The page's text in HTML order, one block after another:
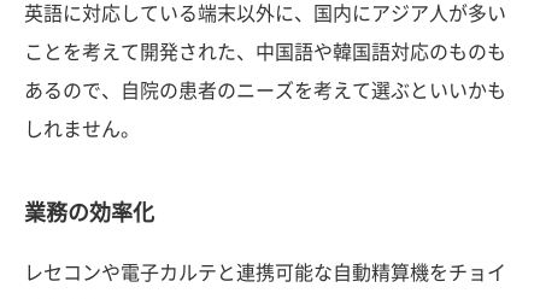
英語に対応している端末以外に、国内にアジア人が多い
ことを考えて開発された、中国語や韓国語対応のものも
あるので、自院の患者のニーズを考えて選ぶといいかも
しれません。
業務の効率化
レセコンや電子カルテと連携可能な自動精算機をチョイ